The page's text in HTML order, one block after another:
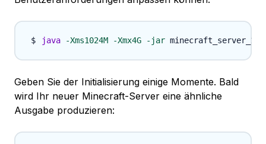
java -Xms1024M -Xmx4G -jar
Geben Sie der Initialisierung einige Momente. Bald
wird Ihr neuer Minecraft-Server eine ähnliche
Ausgabe produzieren: